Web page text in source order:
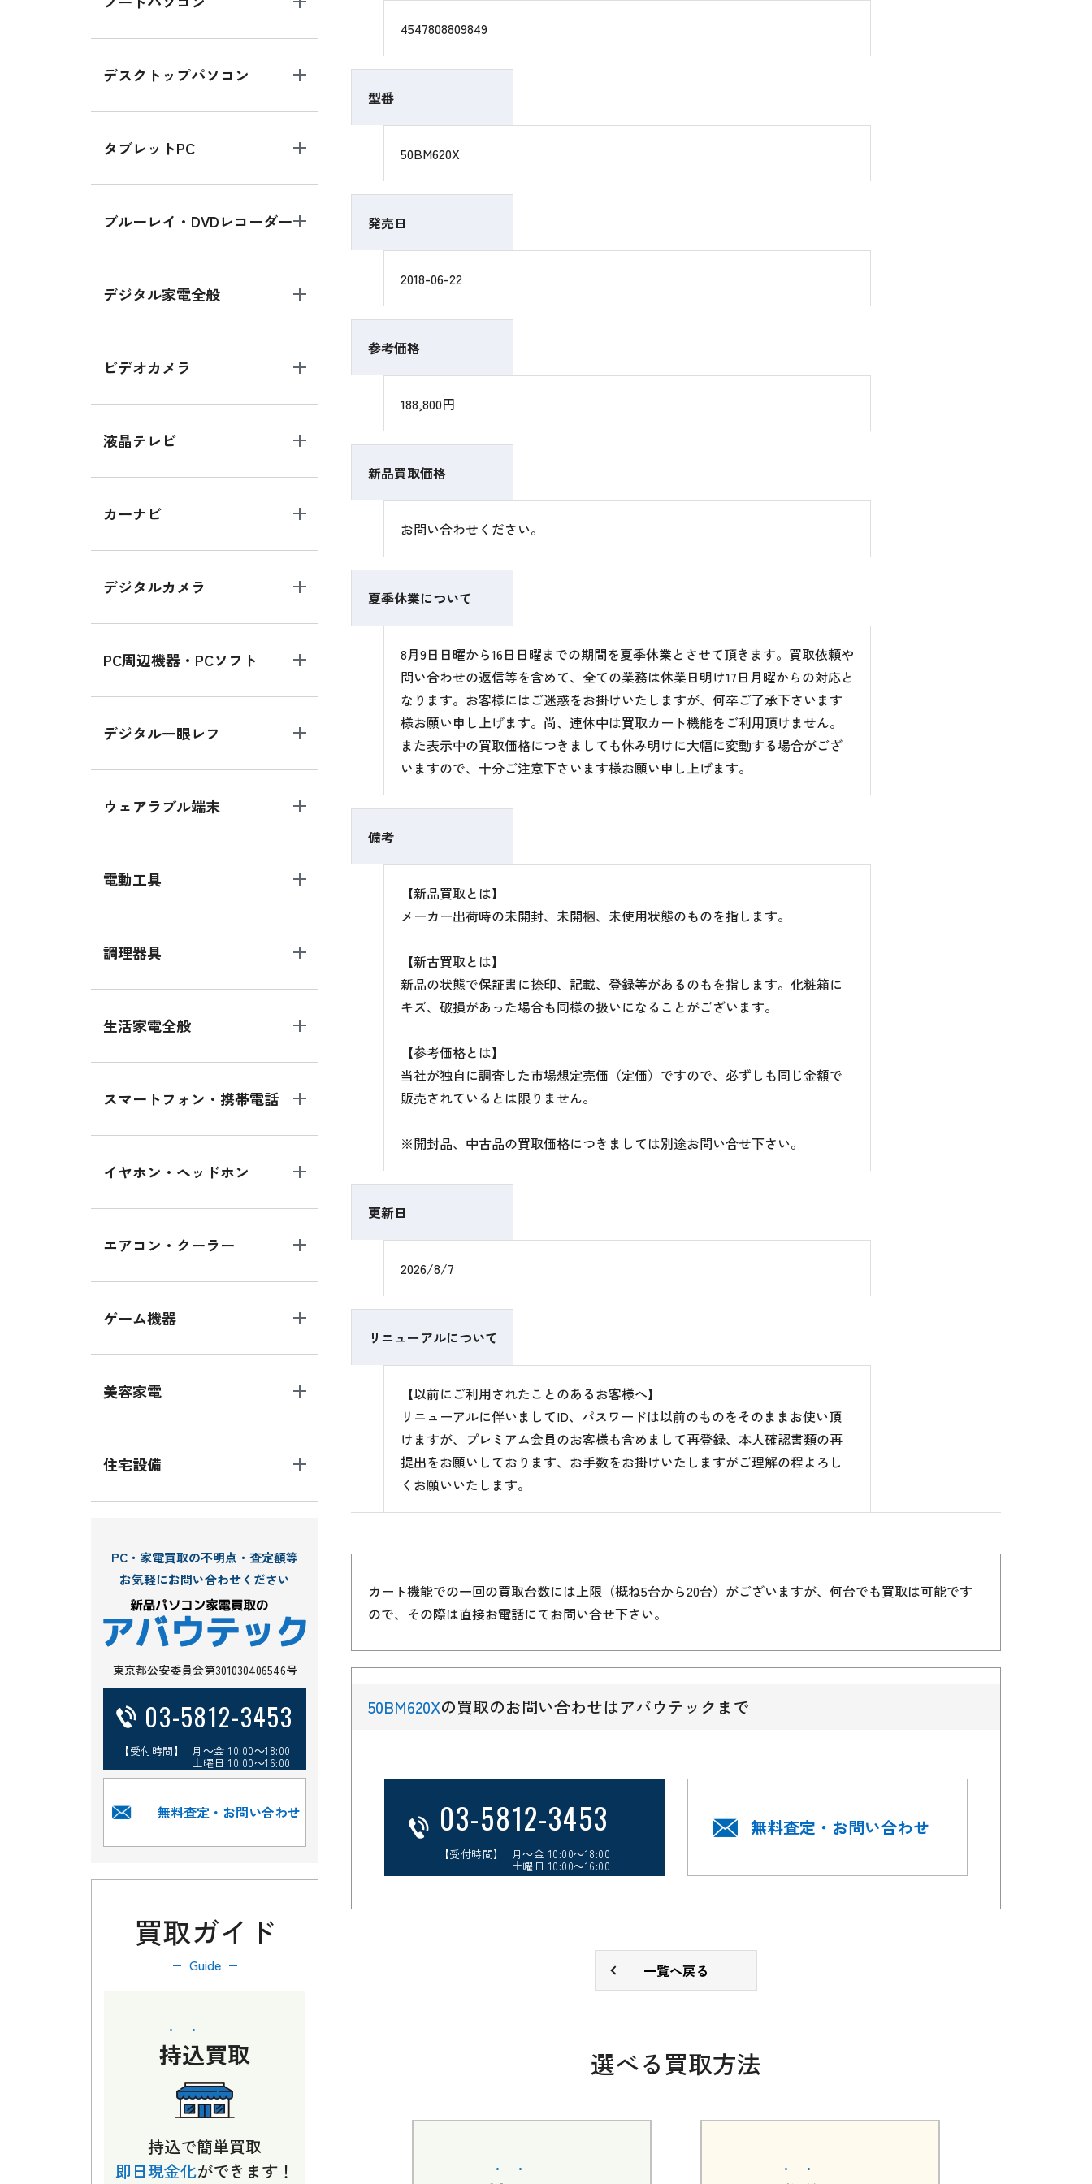
デスクトップパソコン
タブレットPC
ブルーレイ・DVDレコーダー
デジタル家電全般
ビデオカメラ
液晶テレビ
カーナビ
デジタルカメラ
PC周辺機器・PCソフト
デジタル一眼レフ
ウェアラブル端末
電動工具
調理器具
生活家電全般
スマートフォン・携帯電話
イヤホン・ヘッドホン
エアコン・クーラー
ゲーム機器
美容家電
住宅設備
PC・家電買取の不明点・査定額等
お気軽にお問い合わせください
東京都公安委員会第301030406546号
03-5812-3453
【受付時間】 月～金 10:00～18:00
土曜日 10:00～16:00
無料査定・お問い合わせ
買取ガイド
Guide
持込買取
持込で簡単買取
即日現金化ができます！
4547808809849
型番
50BM620X
発売日
2018-06-22
参考価格
188,800円
新品買取価格
お問い合わせください。
夏季休業について
8月9日日曜から16日日曜までの期間を夏季休業とさせて頂きます。買取依頼や
問い合わせの返信等を含めて、全ての業務は休業日明け17日月曜からの対応と
なります。お客様にはご迷惑をお掛けいたしますが、何卒ご了承下さいます
様お願い申し上げます。尚、連休中は買取カート機能をご利用頂けません。
また表示中の買取価格につきましても休み明けに大幅に変動する場合がござ
いますので、十分ご注意下さいます様お願い申し上げます。
備考
【新品買取とは】
メーカー出荷時の未開封、未開梱、未使用状態のものを指します。
【新古買取とは】
新品の状態で保証書に捺印、記載、登録等があるのもを指します。化粧箱に
キズ、破損があった場合も同様の扱いになることがございます。
【参考価格とは】
当社が独自に調査した市場想定売価（定価）ですので、必ずしも同じ金額で
販売されているとは限りません。
※開封品、中古品の買取価格につきましては別途お問い合せ下さい。
更新日
2026/8/7
リニューアルについて
【以前にご利用されたことのあるお客様へ】
リニューアルに伴いましてID、パスワードは以前のものをそのままお使い頂
けますが、プレミアム会員のお客様も含めまして再登録、本人確認書類の再
提出をお願いしております、お手数をお掛けいたしますがご理解の程よろし
くお願いいたします。
カート機能での一回の買取台数には上限（概ね5台から20台）がございますが、何台でも買取は可能です
ので、その際は直接お電話にてお問い合せ下さい。
50BM620Xの買取のお問い合わせはアバウテックまで
03-5812-3453
【受付時間】 月～金 10:00～18:00
土曜日 10:00～16:00
無料査定・お問い合わせ
一覧へ戻る
選べる買取方法